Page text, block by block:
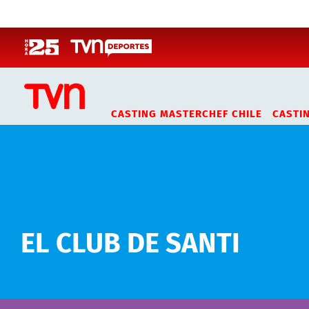
CASTING MASTERCHEF CHILE
EL CLUB DE SANTI